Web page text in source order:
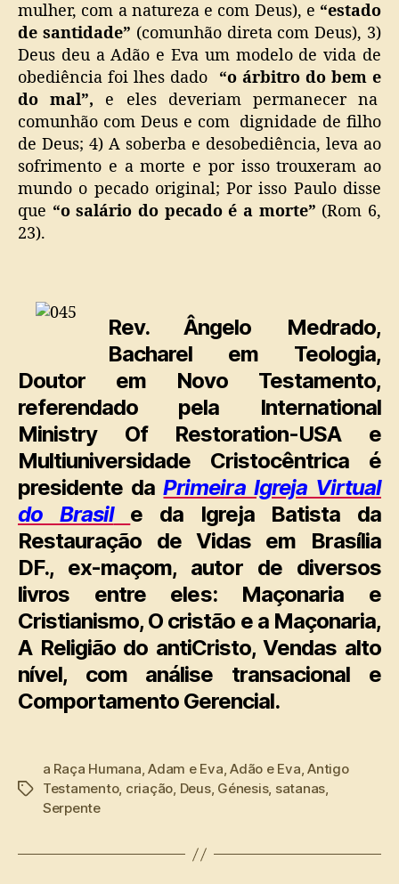
mulher, com a natureza e com Deus), e “estado
de santidade” (comunhão direta com Deus), 3)
Deus deu a Adão e Eva um modelo de vida de
obediência foi lhes dado “o árbitro do bem e
do mal”, e eles deveriam permanecer na
comunhão com Deus e com dignidade de filho
de Deus; 4) A soberba e desobediência, leva ao
sofrimento e a morte e por isso trouxeram ao
mundo o pecado original; Por isso Paulo disse
que “o salário do pecado é a morte” (Rom 6,
23).
Rev. Ângelo Medrado,
Bacharel em Teologia,
Doutor em Novo Testamento,
referendado pela International
Ministry Of Restoration-USA e
Multiuniversidade Cristocêntrica é
presidente daPrimeira Igreja Virtual
do Brasil
e da Igreja Batista da
Restauração de Vidas em Brasília
DF., ex-maçom, autor de diversos
livros entre eles: Maçonaria e
Cristianismo, O cristão e a Maçonaria,
A Religião do antiCristo, Vendas alto
nível, com análise transacional e
Comportamento Gerencial.
Tags
a Raça Humana,Adam e Eva,Adão e Eva,Antigo
Testamento, criação, Deus, Génesis, satanas,
Serpente